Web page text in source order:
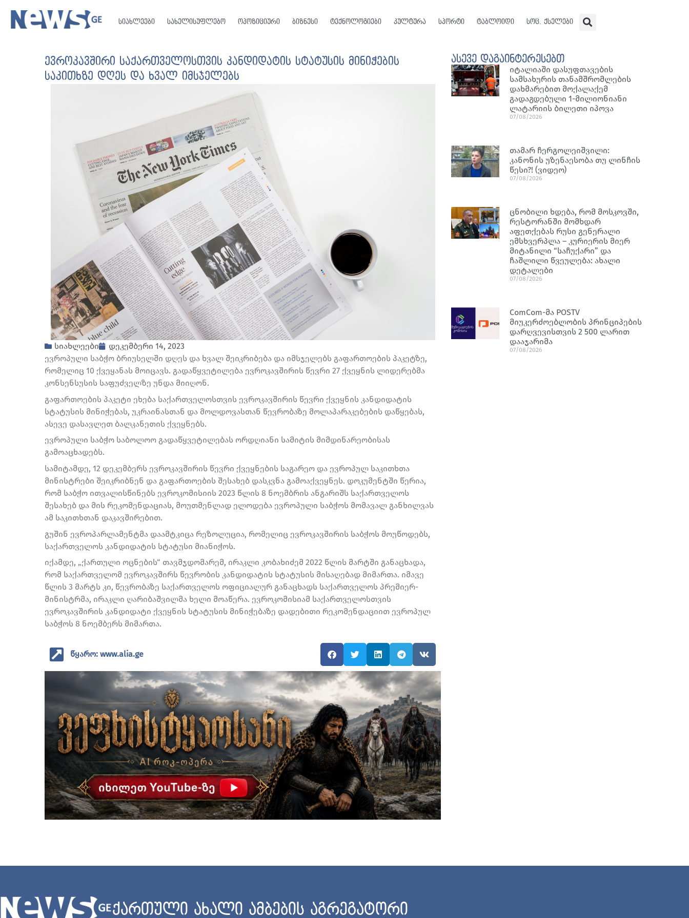
სიახლეები სახელისუფლებო ოპოზიციური ბიზნესი ტექნოლოგიები კულტურა სპორტი ტაბლოიდი სოც. ქსელები
ევროკავშირი საქართველოსთვის კანდიდატის სტატუსის მინიჭების
საკითხზე დღეს და ხვალ იმსჯელებს
სიახლეები
დეკემბერი 14, 2023
ევროპული საბჭო ბრიუსელში დღეს და ხვალ შეიკრიბება და იმსჯელებს გაფართოების პაკეტზე,
რომელიც 10 ქვეყანას მოიცავს. გადაწყვეტილება ევროკავშირის წევრი 27 ქვეყნის ლიდერებმა
კონსენსუსის საფუძველზე უნდა მიიღონ.
გაფართოების პაკეტი ეხება საქართველოსთვის ევროკავშირის წევრი ქვეყნის კანდიდატის
სტატუსის მინიჭებას, უკრაინასთან და მოლდოვასთან წევრობაზე მოლაპარაკებების დაწყებას,
ასევე დასავლეთ ბალკანეთის ქვეყნებს.
ევროპული საბჭო საბოლოო გადაწყვეტილებას ორდღიანი სამიტის მიმდინარეობისას
გამოაცხადებს.
სამიტამდე, 12 დეკემბერს ევროკავშირის წევრი ქვეყნების საგარეო და ევროპულ საკითხთა
მინისტრები შეიკრიბნენ და გაფართოების შესახებ დასკვნა გამოაქვეყნეს. დოკუმენტში წერია,
რომ საბჭო ითვალისწინებს ევროკომისიის 2023 წლის 8 ნოემბრის ანგარიშს საქართველოს
შესახებ და მის რეკომენდაციას, მოუთმენლად ელოდება ევროპული საბჭოს მომავალ განხილვას
ამ საკითხთან დაკავშირებით.
გუშინ ევროპარლამენტმა დაამტკიცა რეზოლუცია, რომელიც ევროკავშირის საბჭოს მოუწოდებს,
საქართველოს კანდიდატის სტატუსი მიანიჭოს.
იქამდე, „ქართული ოცნების“ თავმჯდომარემ, ირაკლი კობახიძემ 2022 წლის მარტში განაცხადა,
რომ საქართველომ ევროკავშირს წევრობის კანდიდატის სტატუსის მისაღებად მიმართა. იმავე
წლის 3 მარტს კი, წევრობაზე საქართველოს ოფიციალურ განაცხადს საქართველოს პრემიერ-
მინისტრმა, ირაკლი ღარიბაშვილმა ხელი მოაწერა. ევროკომისიამ საქართველოსთვის
ევროკავშირის კანდიდატი ქვეყნის სტატუსის მინიჭებაზე დადებითი რეკომენდაციით ევროპულ
საბჭოს 8 ნოემბერს მიმართა.
წყარო: www.alia.ge
ასევე დაგაინტერესებთ
იტალიაში დასუფთავების
სამსახურის თანამშრომლების
დახმარებით მოქალაქემ
გადაგდებული 1-მილიონიანი
ლატარიის ბილეთი იპოვა
07/08/2026
თამარ ჩერგოლეიშვილი:
კანონის უზენაესობა თუ ლინჩის
წესი?! (ვიდეო)
07/08/2026
ცნობილი ხდება, რომ მოსკოვში,
რესტორანში მომხდარ
აფეთქებას რუსი გენერალი
ემსხვერპლა – კურიერის მიერ
მიტანილი “საჩუქარი” და
ჩაშლილი წვეულება: ახალი
დეტალები
07/08/2026
ComCom-მა POSTV
მიუკერძოებლობის პრინციპების
დარღვევისთვის 2 500 ლარით
დააჯარიმა
07/08/2026
ქართული ახალი ამბების აგრეგატორი